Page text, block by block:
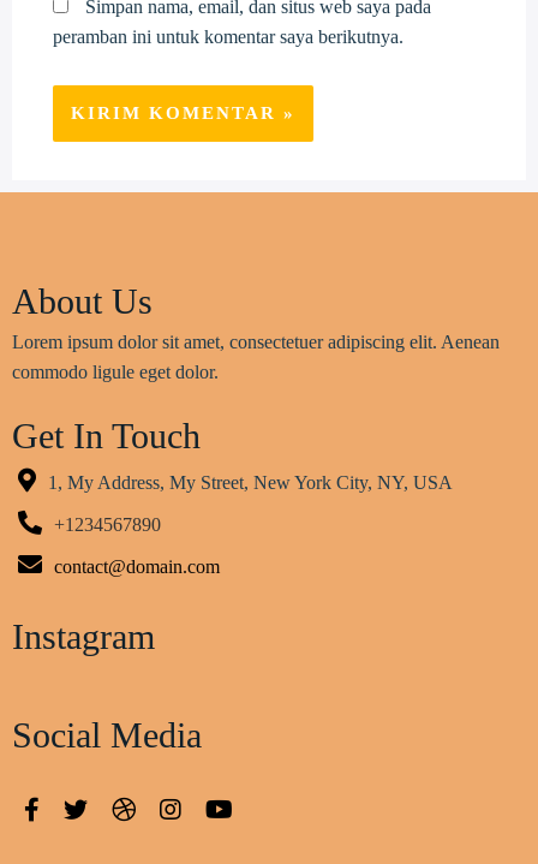
Simpan nama, email, dan situs web saya pada
peramban ini untuk komentar saya berikutnya.
About Us
Lorem ipsum dolor sit amet, consectetuer adipiscing elit. Aenean
commodo ligule eget dolor.
Get In Touch
1, My Address, My Street, New York City, NY, USA
+1234567890
contact@domain.com
Instagram
Social Media